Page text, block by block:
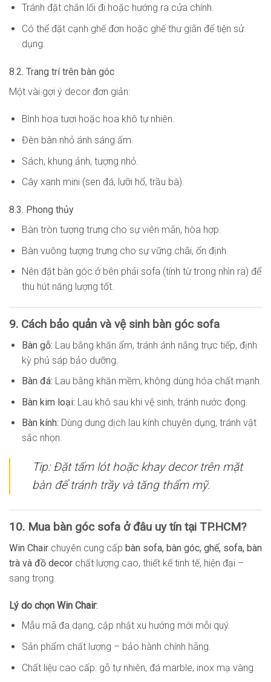
Tránh đặt chắn lối đi hoặc hướng ra cửa chính.
Có thể đặt cạnh ghế đơn hoặc ghế thư giãn để tiện sử
dụng.
8.2. Trang trí trên bàn góc
Một vài gợi ý decor đơn giản:
Bình hoa tươi hoặc hoa khô tự nhiên.
Đèn bàn nhỏ ánh sáng ấm.
Sách, khung ảnh, tượng nhỏ.
Cây xanh mini (sen đá, lưỡi hổ, trầu bà).
8.3. Phong thủy
Bàn tròn tượng trưng cho sự viên mãn, hòa hợp.
Bàn vuông tượng trưng cho sự vững chãi, ổn định.
Nên đặt bàn góc ở bên phải sofa (tính từ trong nhìn ra) để
thu hút năng lượng tốt.
9. Cách bảo quản và vệ sinh bàn góc sofa
Bàn gỗ: Lau bằng khăn ẩm, tránh ánh nắng trực tiếp, định
kỳ phủ sáp bảo dưỡng.
Bàn đá: Lau bằng khăn mềm, không dùng hóa chất mạnh.
Bàn kim loại: Lau khô sau khi vệ sinh, tránh nước đọng.
Bàn kính: Dùng dung dịch lau kính chuyên dụng, tránh vật
sắc nhọn.
Tip: Đặt tấm lót hoặc khay decor trên mặt
bàn để tránh trầy và tăng thẩm mỹ.
10. Mua bàn góc sofa ở đâu uy tín tại TP.HCM?
Win Chair chuyên cung cấp bàn sofa, bàn góc, ghế, sofa, bàn
trà và đồ decor chất lượng cao, thiết kế tinh tế, hiện đại –
sang trọng.
Lý do chọn Win Chair:
Mẫu mã đa dạng, cập nhật xu hướng mới mỗi quý.
Sản phẩm chất lượng – bảo hành chính hãng.
Chất liệu cao cấp: gỗ tự nhiên, đá marble, inox mạ vàng.